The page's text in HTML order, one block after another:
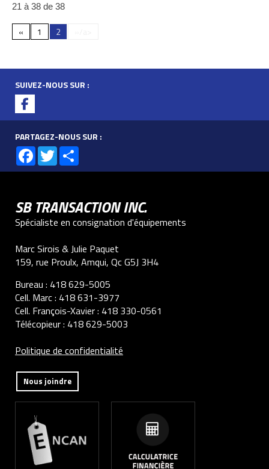
21 à 38 de 38
« 1 2
SUIVEZ-NOUS SUR :
PARTAGEZ-NOUS SUR :
Facebook
Twitter
SB TRANSACTION INC.
Spécialiste en consignation d'équipements
Marc Sirois & Julie Paquet
159, rue Proulx, Amqui, Qc G5J 3H4
Bureau : 418 629-5005
Cell. Marc : 418 631-3977
Cell. François-Xavier : 418 330-0561
Télécopieur : 418 629-5003
Politique de confidentialité
Nous joindre